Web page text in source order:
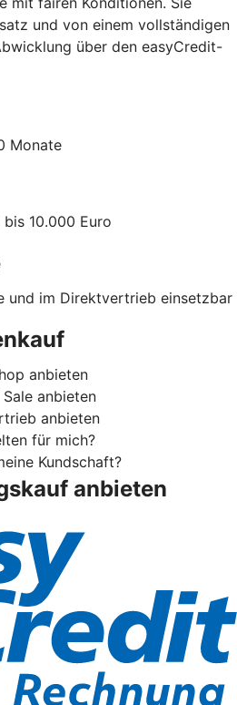
und von einem vollständigen
über den easyCredit-
Monate
10.000 Euro
und im Direktvertrieb einsetzbar
anbieten
anbieten
anbieten
für mich?
Kundschaft?
anbieten